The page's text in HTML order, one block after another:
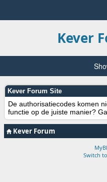
Kever
Kever Forum Site
De authorisatiecodes komen
functie op de juiste manier?
Kever Forum
Switch